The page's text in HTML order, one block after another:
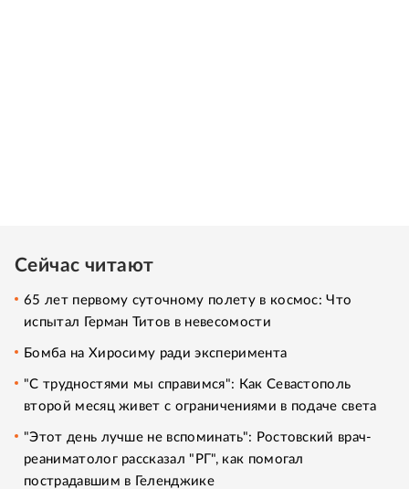
Сейчас читают
65 лет первому суточному полету в космос: Что
испытал Герман Титов в невесомости
Бомба на Хиросиму ради эксперимента
"С трудностями мы справимся": Как Севастополь
второй месяц живет с ограничениями в подаче света
"Этот день лучше не вспоминать": Ростовский врач-
реаниматолог рассказал "РГ", как помогал
пострадавшим в Геленджике